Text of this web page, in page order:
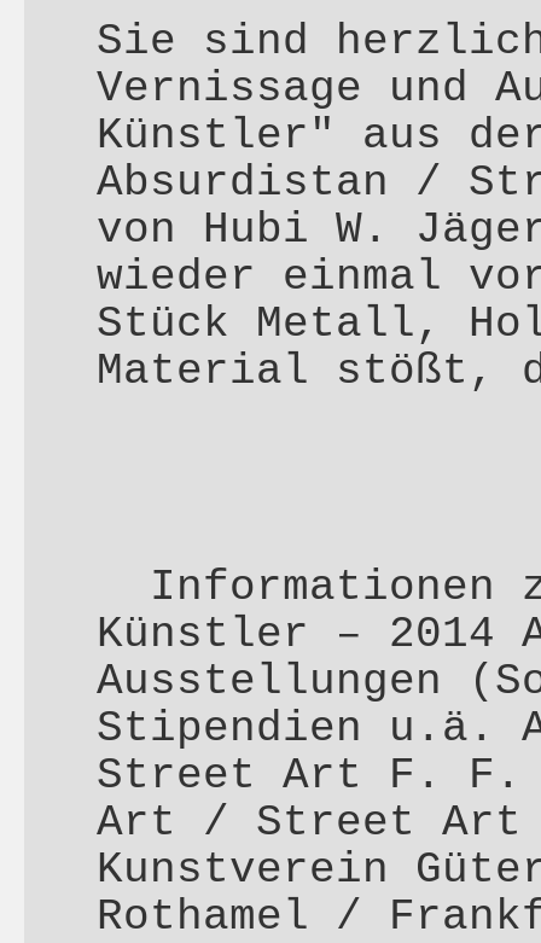
Sie sind
Vernissage und
Künstler" aus
Absurdistan /
von Hubi W.
wieder einmal
Stück Metall,
Material stößt,
Informationen
Künstler – 2014
Ausstellungen
Stipendien u.ä.
Street Art F. F.
Art / Street Art
Kunstverein
Rothamel /